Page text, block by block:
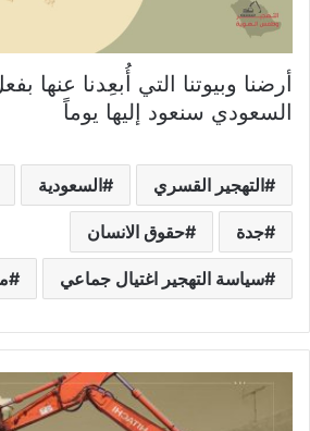
أرضنا وبيوتنا التي أُبعِدنا عنها
السعودي سنعود إليها يوماً
التهجير القسري السعودية
جدة حقوق الانسان
سياسة التهجير اغتيال جماعي